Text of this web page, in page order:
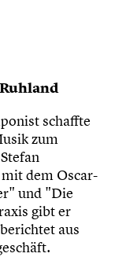
schaffte
zum
dem Oscar-
und "Die
gibt er
aus